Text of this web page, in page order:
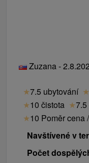
Zuzana -
★7.5 ubytování ★
★10 čistota ★
★10 Poměr cena
Navštívené v
Počet